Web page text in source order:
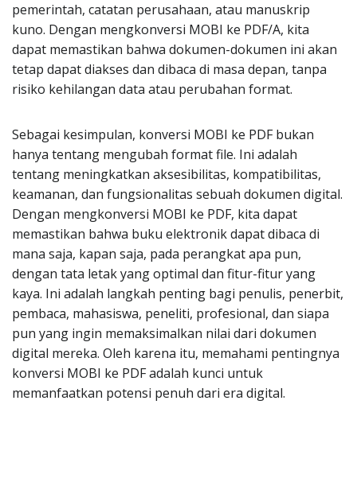
pemerintah, catatan perusahaan, atau manuskrip
kuno. Dengan mengkonversi MOBI ke PDF/A, kita
dapat memastikan bahwa dokumen-dokumen ini akan
tetap dapat diakses dan dibaca di masa depan, tanpa
risiko kehilangan data atau perubahan format.
Sebagai kesimpulan, konversi MOBI ke PDF bukan
hanya tentang mengubah format file. Ini adalah
tentang meningkatkan aksesibilitas, kompatibilitas,
keamanan, dan fungsionalitas sebuah dokumen digital.
Dengan mengkonversi MOBI ke PDF, kita dapat
memastikan bahwa buku elektronik dapat dibaca di
mana saja, kapan saja, pada perangkat apa pun,
dengan tata letak yang optimal dan fitur-fitur yang
kaya. Ini adalah langkah penting bagi penulis, penerbit,
pembaca, mahasiswa, peneliti, profesional, dan siapa
pun yang ingin memaksimalkan nilai dari dokumen
digital mereka. Oleh karena itu, memahami pentingnya
konversi MOBI ke PDF adalah kunci untuk
memanfaatkan potensi penuh dari era digital.